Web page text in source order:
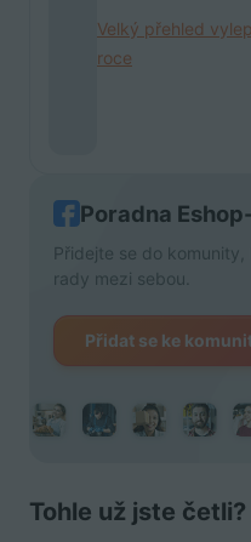
Velký přehled
roce
Poradna
Přidejte se do
rady mezi sebou.
Přidat se ke
Tohle už jste četli?